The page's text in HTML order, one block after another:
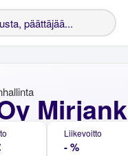
Liikevoitto
- %